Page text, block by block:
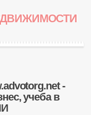
-
учеба в